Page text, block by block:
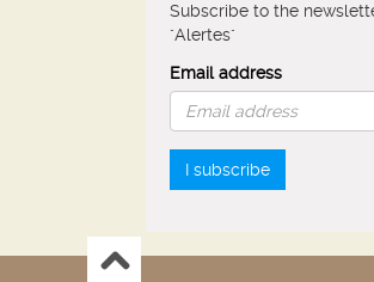
Subscribe to the
"Alertes"
Email address
I subscribe